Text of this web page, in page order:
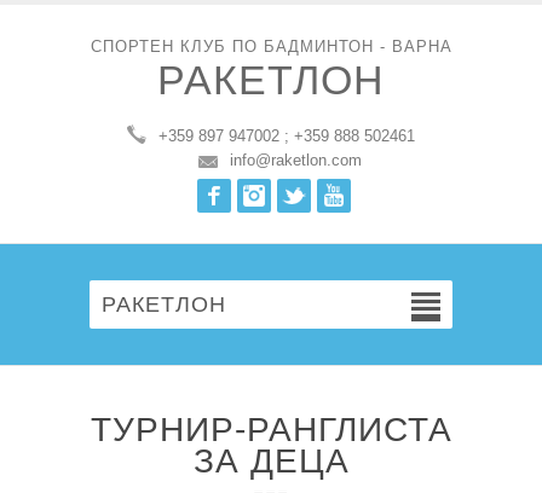
СПОРТЕН КЛУБ ПО БАДМИНТОН - ВАРНА
РАКЕТЛОН
+359 897 947002 ; +359 888 502461
info@raketlon.com
FacebookInstagram
Twitter
РАКЕТЛОН
ТУРНИР-РАНГЛИСТА
ЗА ДЕЦА